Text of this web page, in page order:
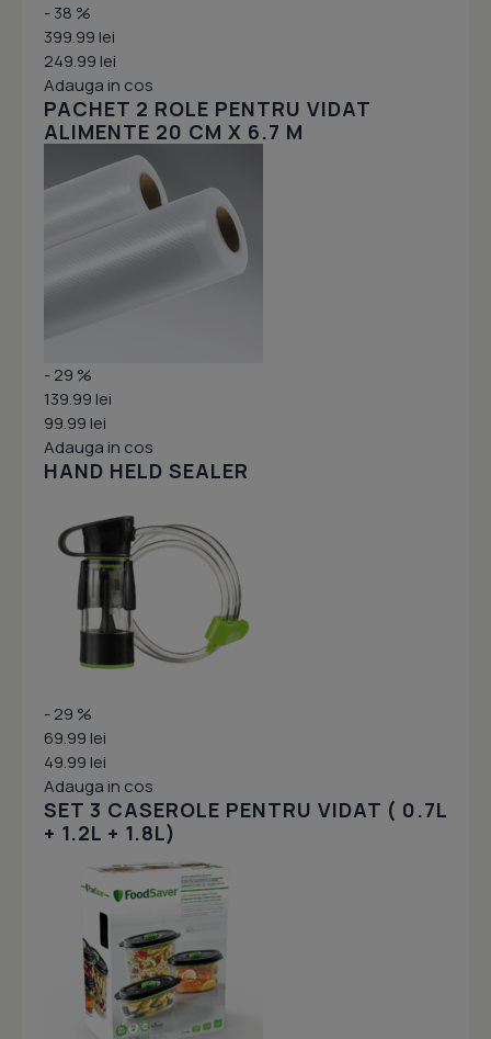
- 38 %
399.99 lei
249.99 lei
Adauga in cos
PACHET 2 ROLE PENTRU VIDAT
ALIMENTE 20 CM X 6.7 M
- 29 %
139.99 lei
99.99 lei
Adauga in cos
HAND HELD SEALER
- 29 %
69.99 lei
49.99 lei
Adauga in cos
SET 3 CASEROLE PENTRU VIDAT ( 0.7L
+ 1.2L + 1.8L)